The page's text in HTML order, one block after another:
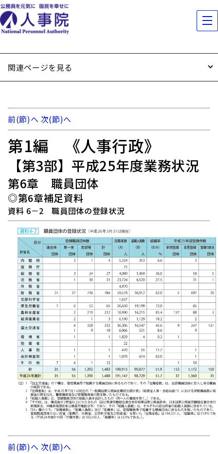
関連ページを見る
前(節)へ 次(節)へ
第1編 《人事行政》
【第3部】平成25年度業務状況
第6章 職員団体
◎第6章補足資料
資料 6－2 職員団体の登録状況
前(節)へ 次(節)へ